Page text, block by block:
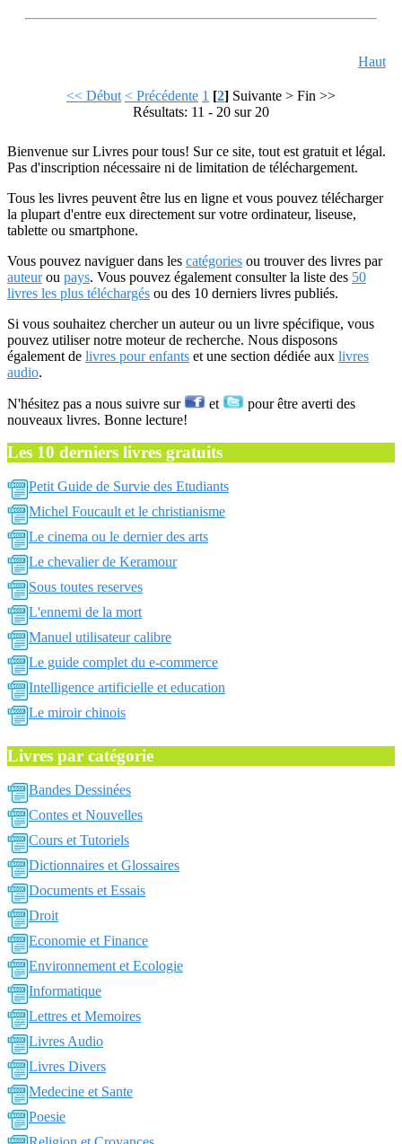
Haut
<< Début < Précédente 1 [2] Suivante > Fin >>
Résultats: 11 - 20 sur 20
Bienvenue sur Livres pour tous! Sur ce site, tout est gratuit et légal.
Pas d'inscription nécessaire ni de limitation de téléchargement.
Tous les livres peuvent être lus en ligne et vous pouvez télécharger
la plupart d'entre eux directement sur votre ordinateur, liseuse,
tablette ou smartphone.
Vous pouvez naviguer dans les catégories ou trouver des livres par
auteurou pays. Vous pouvez également consulter la liste des 50
livres les plus téléchargés ou des 10 derniers livres publiés.
Si vous souhaitez chercher un auteur ou un livre spécifique, vous
pouvez utiliser notre moteur de recherche. Nous disposons
également de livres pour enfants et une section dédiée aux livres
audio.
N'hésitez pas a nous suivre sur et
pour être averti des
nouveaux livres. Bonne lecture!
Les 10 derniers livres gratuits
Petit Guide de Survie des Etudiants
Michel Foucault et le christianisme
Le cinema ou le dernier des arts
Le chevalier de Keramour
Sous toutes reserves
L'ennemi de la mort
Manuel utilisateur calibre
Le guide complet du e-commerce
Intelligence artificielle et education
Le miroir chinois
Livres par catégorie
Bandes Dessinées
Contes et Nouvelles
Cours et Tutoriels
Dictionnaires et Glossaires
Documents et Essais
Droit
Economie et Finance
Environnement et Ecologie
Informatique
Lettres et Memoires
Livres Audio
Livres Divers
Medecine et Sante
Poesie